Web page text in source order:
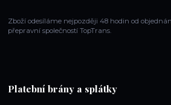
Zboží odesíláme nejpozději 48 hodin od
přepravní společností TopTrans.
Platební brány a splátky